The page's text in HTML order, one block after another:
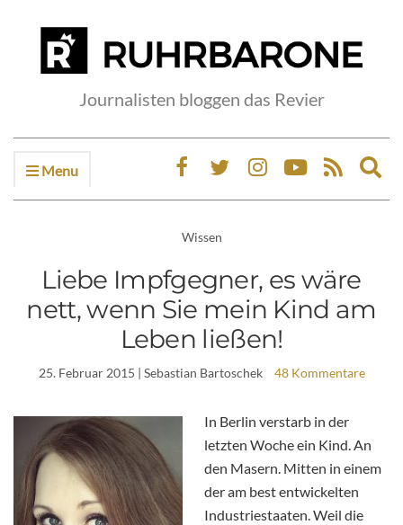
Journalisten bloggen das Revier
Menu
Wissen
Liebe Impfgegner, es wäre
nett, wenn Sie mein Kind am
Leben ließen!
25. Februar 2015 | Sebastian Bartoschek 48 Kommentare
In Berlin verstarb in der
letzten Woche ein Kind. An
den Masern. Mitten in einem
der am best entwickelten
Industriestaaten. Weil die